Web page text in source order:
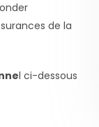
de la
l ci-dessous